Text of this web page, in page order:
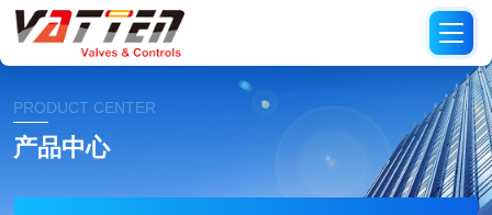
PRODUCT CENTER
产品中心